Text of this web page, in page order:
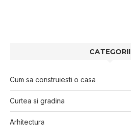
CATEGORII
Cum sa construiesti o casa
Curtea si gradina
Arhitectura